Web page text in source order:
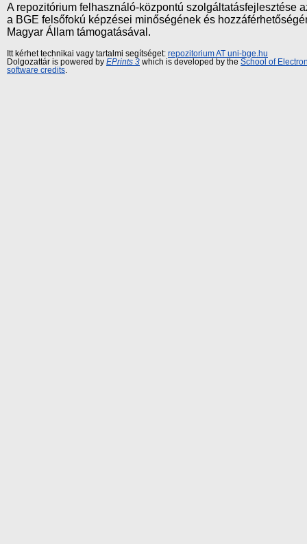
A repozitórium felhasználó-központú szolgáltatásfejlesztése
a BGE felsőfokú képzései minőségének és
Magyar Állam támogatásával.
Itt kérhet technikai vagy tartalmi segítséget: repozitorium AT uni-bge.hu
Dolgozattár is powered by EPrints 3 which is developed by the School of
software credits